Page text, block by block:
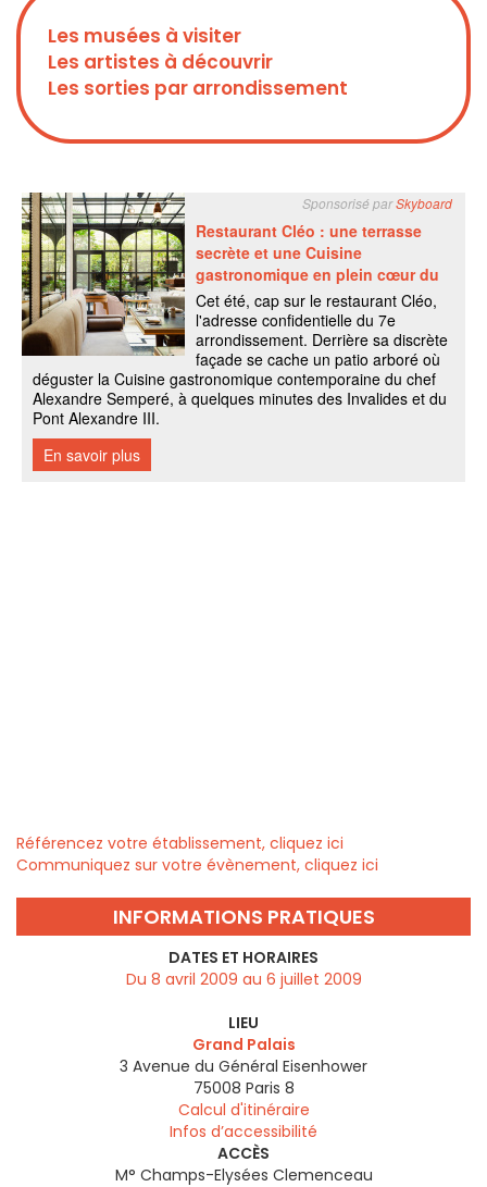
Les musées à visiter
Les artistes à découvrir
Les sorties par arrondissement
Référencez votre établissement, cliquez ici
Communiquez sur votre évènement, cliquez ici
INFORMATIONS PRATIQUES
DATES ET HORAIRES
Du 8 avril 2009 au 6 juillet 2009
LIEU
Grand Palais
3 Avenue du Général Eisenhower
75008 Paris 8
Calcul d'itinéraire
Infos d’accessibilité
ACCÈS
M° Champs-Elysées Clemenceau